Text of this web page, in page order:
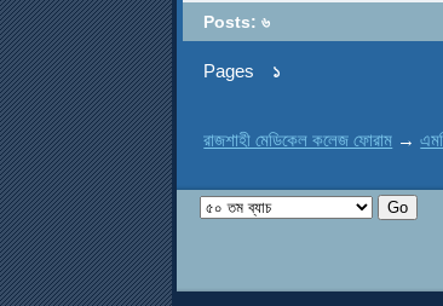
Posts: ৬
Pages ১
রাজশাহী মেডিকেল কলেজ ফোরাম →